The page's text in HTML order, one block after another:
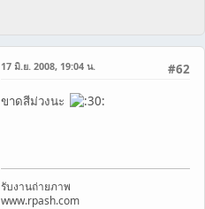
#62
17 มิ.ย. 2008, 19:04 น.
ขาดสีม่วงนะ
รับงานถ่ายภาพ
www.rpash.com